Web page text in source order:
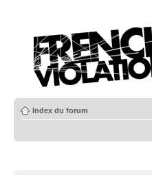
Index du forum